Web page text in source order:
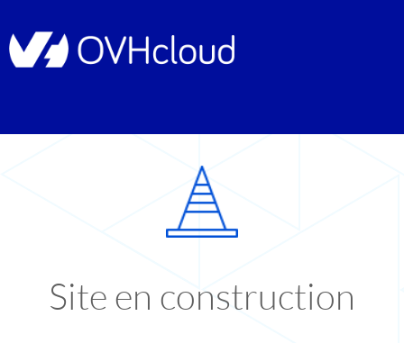
Site en construction